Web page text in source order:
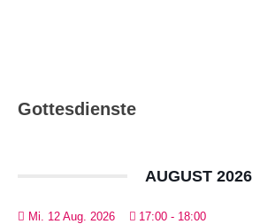
Gottesdienste
AUGUST 2026
Mi. 12 Aug. 2026 17:00 - 18:00